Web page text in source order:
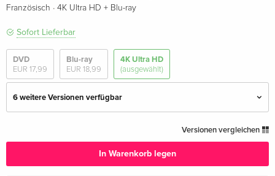
Französisch · 4K Ultra HD + Blu-ray
Sofort Lieferbar
DVD
EUR 17,99
Blu-ray
EUR 18,99
4K Ultra HD
(ausgewählt)
6 weitere Versionen verfügbar
EUR 30,99
Versionen vergleichen
In Warenkorb legen